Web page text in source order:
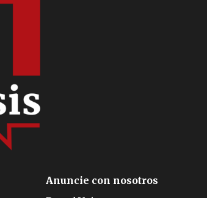
Anuncie con nosotros